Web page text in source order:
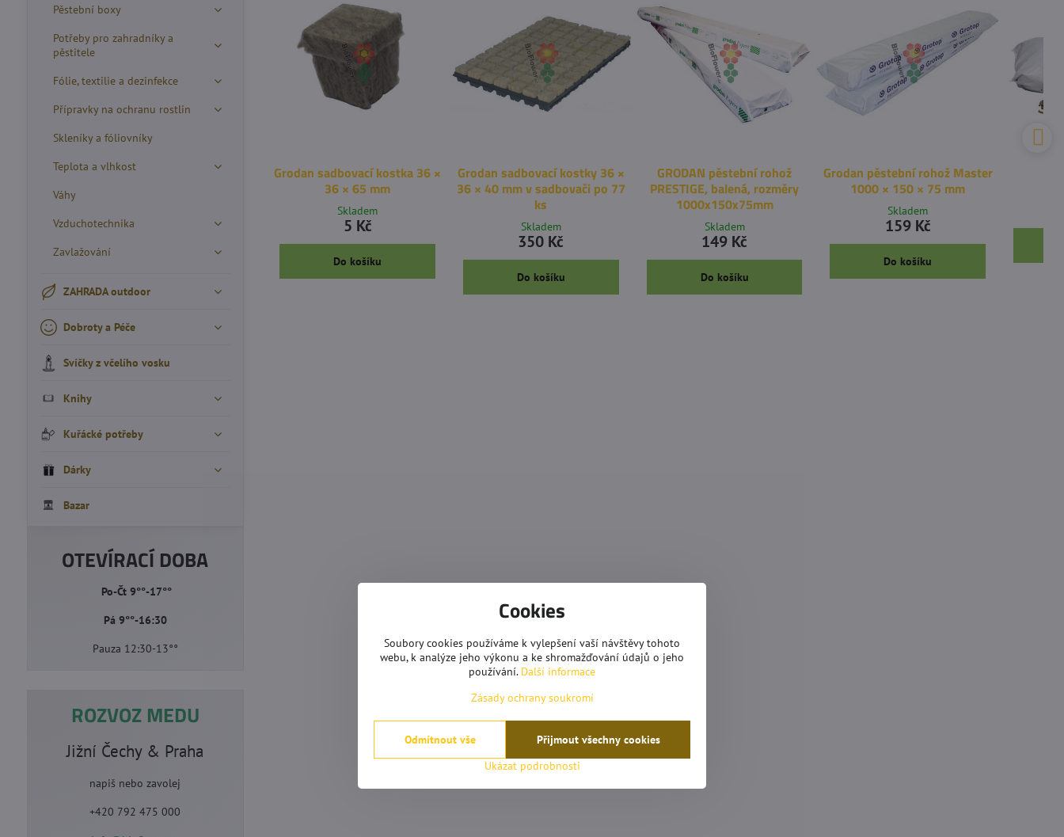
Grodan sadbovací kostka 36 ×
36 × 65 mm
Skladem
5 Kč
Do košíku
Grodan sadbovací kostky 36 ×
36 × 40 mm v sadbovači po 77
ks
Skladem
350 Kč
Do košíku
GRODAN pěstební rohož
PRESTIGE, balená, rozměry
1000x150x75mm
Skladem
149 Kč
Do košíku
Grodan pěstební rohož Master
1000 × 150 × 75 mm
Skladem
159 Kč
Do košíku
Pěstební boxy
Potřeby pro zahradníky a
pěstitele
Fólie, textilie a dezinfekce
Přípravky na ochranu rostlin
Skleníky a fóliovníky
Teplota a vlhkost
Váhy
Vzduchotechnika
Zavlažování
ZAHRADA outdoor
Dobroty a Péče
Svíčky z včelího vosku
Knihy
Kuřácké potřeby
Dárky
Bazar
OTEVÍRACÍ DOBA
Po-Čt 9°°-17°°
Pá 9°°-16:30
Pauza 12:30-13°°
ROZVOZ MEDU
Jižní Čechy & Praha
napiš nebo zavolej
+420 792 475 000
Cookies
Soubory cookies používáme k vylepšení vaší návštěvy tohoto
webu, k analýze jeho výkonu a ke shromažďování údajů o jeho
používání. Další informace
Zásady ochrany soukromí
Ukázat podrobnosti
Přijmout všechny cookies
Odmítnout vše